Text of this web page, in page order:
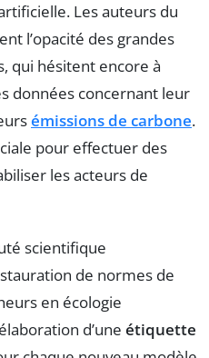
Les auteurs du
l’opacité des grandes
qui hésitent encore à
données concernant leur
émissions de carbone.
pour effectuer des
les acteurs de
scientifique
de normes de
en écologie
d’une étiquette